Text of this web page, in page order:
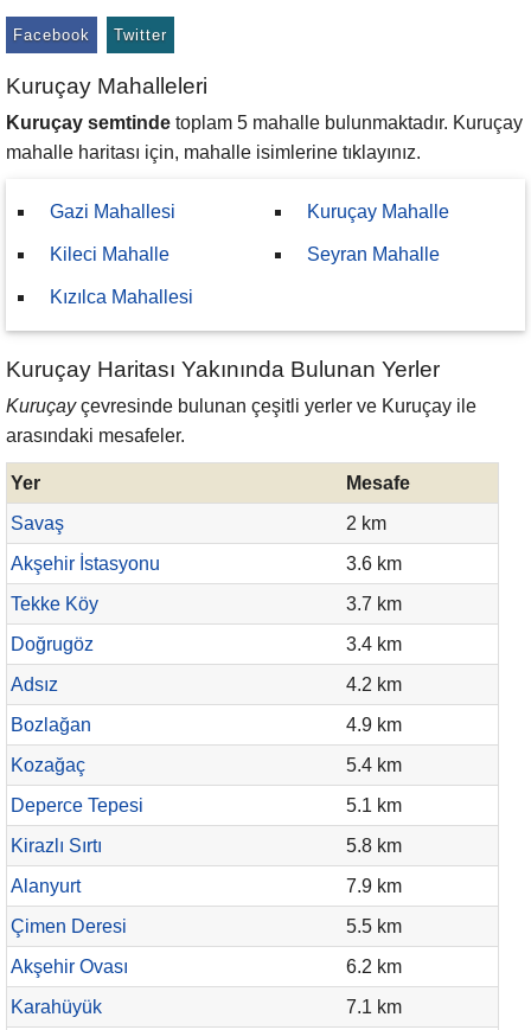
Facebook Twitter
Kuruçay Mahalleleri
Kuruçay semtinde toplam 5 mahalle bulunmaktadır. Kuruçay
mahalle haritası için, mahalle isimlerine tıklayınız.
Gazi Mahallesi
Kileci Mahalle
Kızılca Mahallesi
Kuruçay Mahalle
Seyran Mahalle
Kuruçay Haritası Yakınında Bulunan Yerler
Kuruçayçevresinde bulunan çeşitli yerler ve Kuruçay ile
arasındaki mesafeler.
Yer
Mesafe
Savaş
2 km
Akşehir İstasyonu
3.6 km
Tekke Köy
3.7 km
Doğrugöz
3.4 km
Adsız
4.2 km
Bozlağan
4.9 km
Kozağaç
5.4 km
Deperce Tepesi
5.1 km
Kirazlı Sırtı
5.8 km
Alanyurt
7.9 km
Çimen Deresi
5.5 km
Akşehir Ovası
6.2 km
Karahüyük
7.1 km